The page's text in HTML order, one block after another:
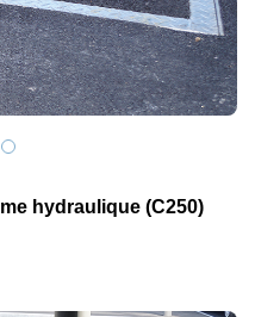
hydraulique (C250)